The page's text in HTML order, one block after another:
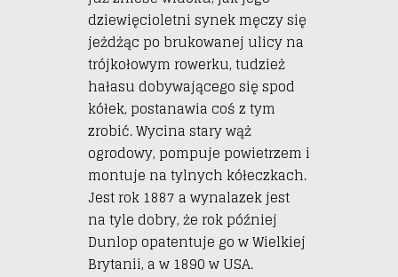
dziewięcioletni synek męczy się
jeżdżąc po brukowanej ulicy na
trójkołowym rowerku, tudzież
hałasu dobywającego się spod
kółek, postanawia coś z tym
zrobić. Wycina stary wąż
ogrodowy, pompuje powietrzem i
montuje na tylnych kółeczkach.
Jest rok 1887 a wynalazek jest
na tyle dobry, że rok później
Dunlop opatentuje go w Wielkiej
Brytanii, a w 1890 w USA.